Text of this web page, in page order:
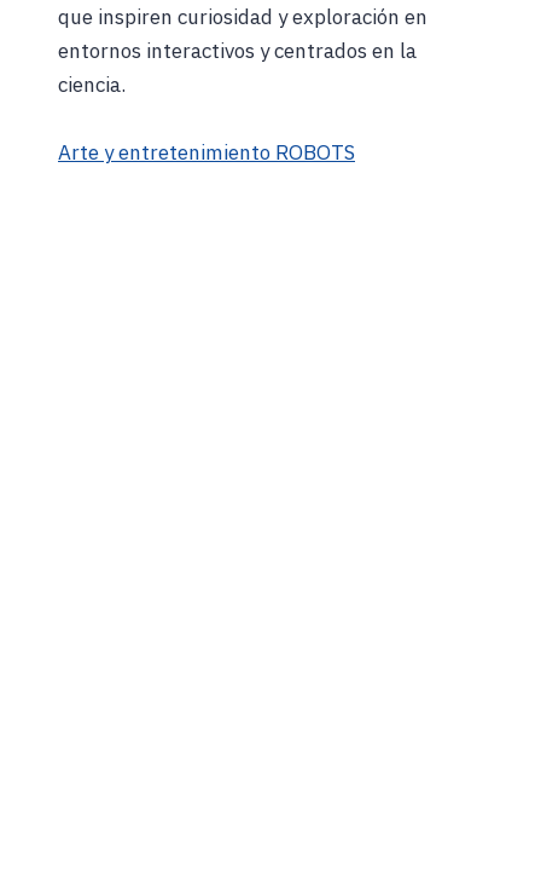
que inspiren curiosidad y exploración en
entornos interactivos y centrados en la
ciencia.
Arte y entretenimiento ROBOTS